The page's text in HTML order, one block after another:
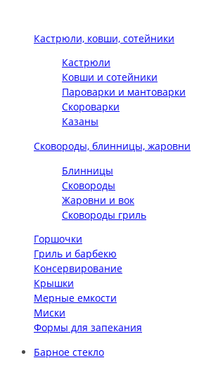
Кастрюли, ковши, сотейники
Кастрюли
Ковши и сотейники
Пароварки и мантоварки
Скороварки
Казаны
Сковороды, блинницы, жаровни
Блинницы
Сковороды
Жаровни и вок
Сковороды гриль
Горшочки
Гриль и барбекю
Консервирование
Крышки
Мерные емкости
Миски
Формы для запекания
Барное стекло